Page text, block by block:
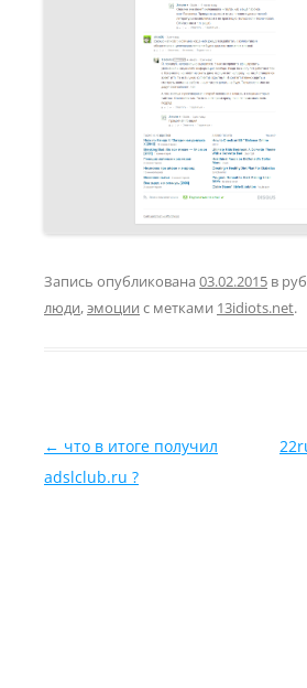
Запись опубликована 03.02.2015 в
люди,эмоции с метками 13idiots.net.
Навигация по записям
← что в итоге получил
adslclub.ru ?